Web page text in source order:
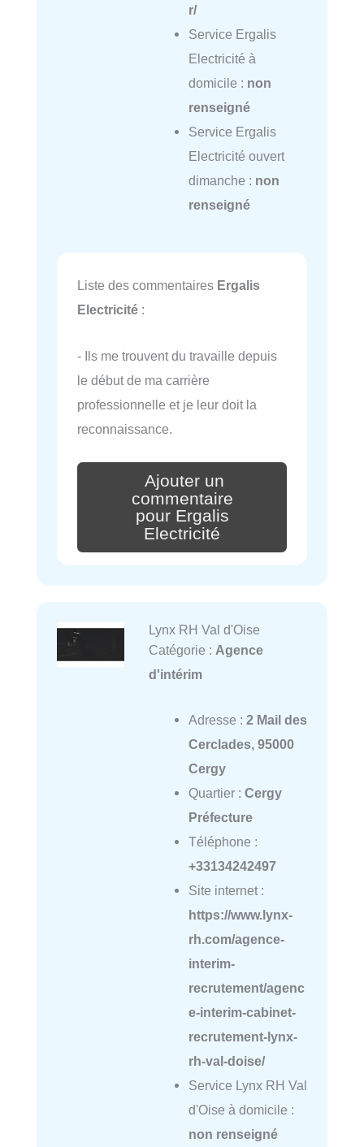
r/
Service Ergalis
Electricité à
domicile : non
renseigné
Service Ergalis
Electricité ouvert
dimanche : non
renseigné
Liste des commentaires Ergalis
Electricité :
- Ils me trouvent du travaille depuis
le début de ma carrière
professionnelle et je leur doit la
reconnaissance.
Ajouter un
commentaire
pour Ergalis
Electricité
Lynx RH Val d'Oise
Catégorie : Agence
d'intérim
Adresse : 2 Mail des
Cerclades, 95000
Cergy
Quartier : Cergy
Préfecture
Téléphone :
+33134242497
Site internet :
https://www.lynx-
rh.com/agence-
interim-
recrutement/agenc
e-interim-cabinet-
recrutement-lynx-
rh-val-doise/
Service Lynx RH Val
d'Oise à domicile :
non renseigné